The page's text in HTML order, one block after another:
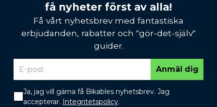
få nyheter först av alla!
Få vårt nyhetsbrev med fantastiska
erbjudanden, rabatter och "gör-det-själv"
guider.
Anmäl dig
Ja, jag vill gärna få Bikables nyhetsbrev. Jag
accepterar. Integritetspolicy.